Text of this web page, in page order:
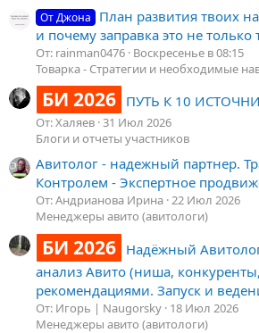
От Джона
План развития твоих
и почему заправка это не только
От: rainman0476 Воскресенье в 08:15
Товарка - Стратегии и необходимые
БИ 2026 ПУТЬ К 10
От: Халяев 31 Июл 2026
Блоги и отчеты участников
Авитолог - надежный партнер.
Контролем - Экспертное
От: Андрианова Ирина 22 Июл 2026
Менеджеры авито (авитологи)
БИ 2026 Надёжный
анализ Авито (ниша,
рекомендациями. Запуск и
От: Игорь | Naugorsky 18 Июл 2026
Менеджеры авито (авитологи)